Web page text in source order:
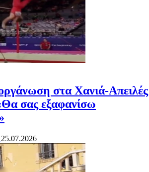
στα Χανιά-Απειλές
σας εξαφανίσω
25.07.2026